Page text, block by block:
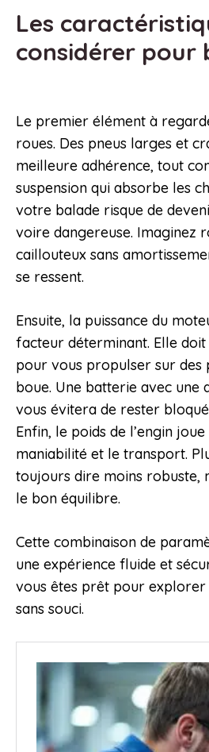
Les
considérer pour
Le premier élément à
roues. Des pneus larges et
meilleure adhérence, tout
suspension qui absorbe les
votre balade risque de
voire dangereuse. Imaginez
caillouteux sans
se ressent.
Ensuite, la puissance du
facteur déterminant. Elle
pour vous propulser sur des
boue. Une batterie avec une
vous évitera de rester
Enfin, le poids de l’engin
maniabilité et le transport.
toujours dire moins robuste,
le bon équilibre.
Cette combinaison de
une expérience fluide et
vous êtes prêt pour explorer
sans souci.